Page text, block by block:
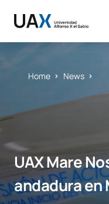
Home News
UAX Mare
andadura en